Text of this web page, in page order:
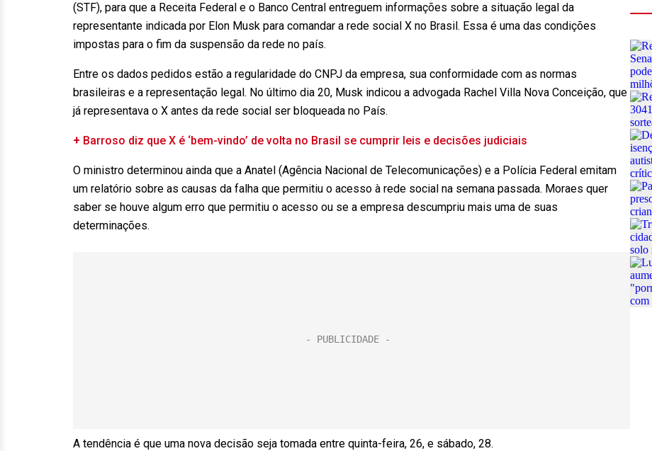
(STF), para que a Receita Federal e o Banco Central entreguem informações sobre a situação legal da
representante indicada por Elon Musk para comandar a rede social X no Brasil. Essa é uma das condições
impostas para o fim da suspensão da rede no país.
Entre os dados pedidos estão a regularidade do CNPJ da empresa, sua conformidade com as normas
brasileiras e a representação legal. No último dia 20, Musk indicou a advogada Rachel Villa Nova Conceição, que
já representava o X antes da rede social ser bloqueada no País.
+ Barroso diz que X é ‘bem-vindo’ de volta no Brasil se cumprir leis e decisões judiciais
O ministro determinou ainda que a Anatel (Agência Nacional de Telecomunicações) e a Polícia Federal emitam
um relatório sobre as causas da falha que permitiu o acesso à rede social na semana passada. Moraes quer
saber se houve algum erro que permitiu o acesso ou se a empresa descumpriu mais uma de suas
determinações.
A tendência é que uma nova decisão seja tomada entre quinta-feira, 26, e sábado, 28.